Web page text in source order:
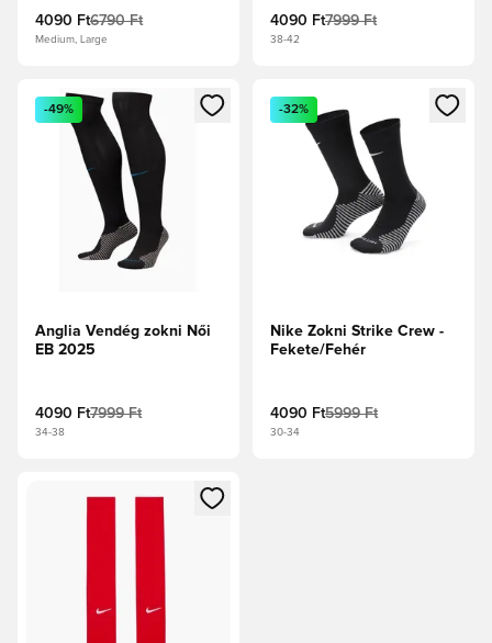
4090 Ft6790 Ft
Medium, Large
4090 Ft7999 Ft
38-42
Megnyit egy modált a bejelentkezéshez vagy a tagként
-49%
Anglia Vendég zokni Női
EB 2025
4090 Ft7999 Ft
34-38
Megnyit egy modált a
-32%
Nike Zokni Strike Crew -
Fekete/Fehér
4090 Ft5999 Ft
30-34
Megnyit egy modált a bejelentkezéshez vagy a tagként